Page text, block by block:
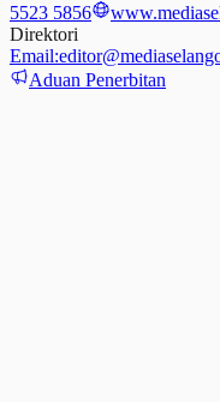
5523 5856
Direktori
Email:
Aduan Penerbitan